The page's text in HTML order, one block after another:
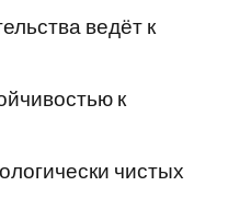
ведёт к
к
чистых